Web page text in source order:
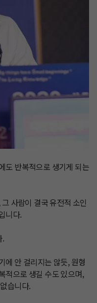
도 반복적으로 생기게 되는
사람이 결국 유전적 소인
니다.
.
에 안 걸리지는 않듯, 원형
적으로 생길 수도 있으며,
습니다.